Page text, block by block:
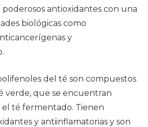
poderosos antioxidantes con una
biológicas como
y
del té son compuestos
verde, que se encuentran
té fermentado. Tienen
y antiinflamatorias y son